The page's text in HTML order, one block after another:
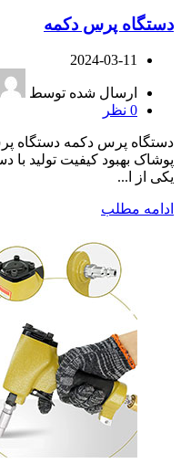
دستگاه پرس دکمه
2024-03-11
ارسال شده توسط
0 نظر
دستگاه پرس دکمه دستگاه
پوشاک بهبود کیفیت تولید
یکی از ا...
ادامه مطلب